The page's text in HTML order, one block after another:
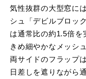
気性抜群の大型窓に
シュ「デビルブロッ
は通常比の約1.5倍を
きめ細やかなメッシ
両サイドのフラップ
日差しを遮りながら